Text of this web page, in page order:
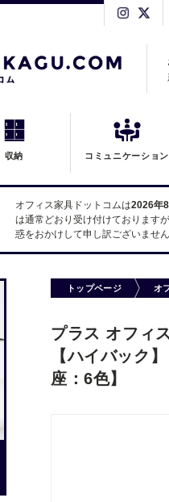
収納 コミュニケーション
オフィス家具ドットコムは2026年
は通常どおり受け付けております
惑をおかけして申し訳ございませ
トップページ オ
プラス オフィ
【ハイバック
座：6色】